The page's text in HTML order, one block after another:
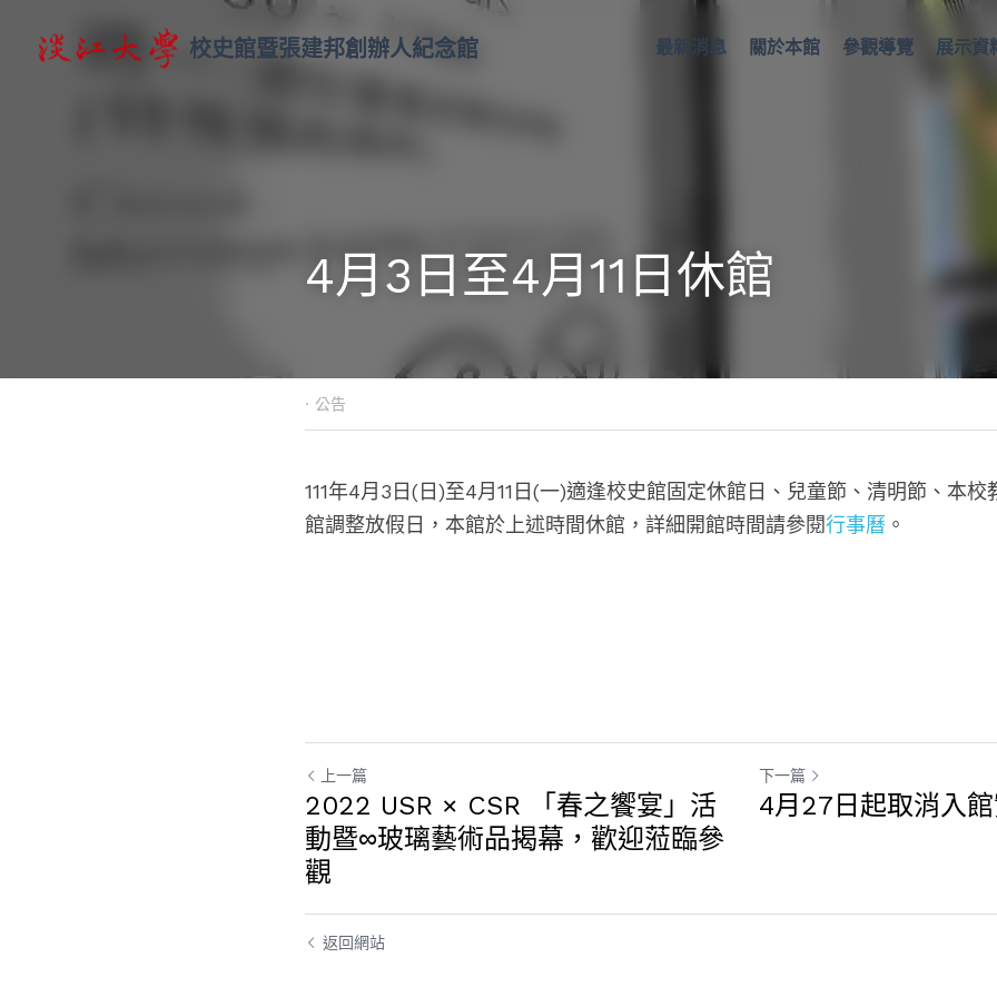
校史館暨張建邦創辦人紀念館 最新消息 關於本館 參觀導覽 展示資
4月3日至4月11日休館
· 公告
111年4月3日(日)至4月11日(一)適逢校史館固定休館日、 兒童節、清明節、本校
館調整放假日，本館於上述時間休館，詳細開館時間請參閱行事曆 。
上一篇
2022 USR × CSR 「春之饗宴」活
動暨∞玻璃藝術品揭幕，歡迎蒞臨參
觀
下一篇
4月27日起取消入
返回網站